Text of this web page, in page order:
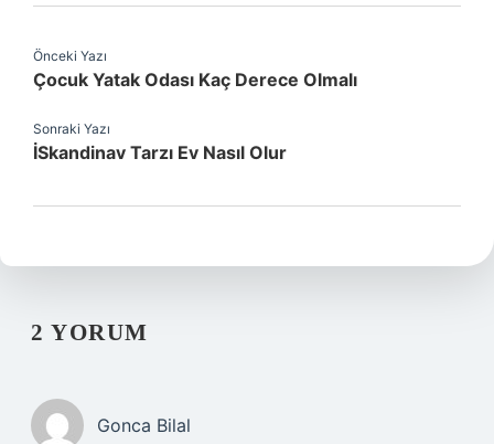
Önceki Yazı
Çocuk Yatak Odası Kaç Derece Olmalı
Sonraki Yazı
İSkandinav Tarzı Ev Nasıl Olur
2 YORUM
Gonca Bilal